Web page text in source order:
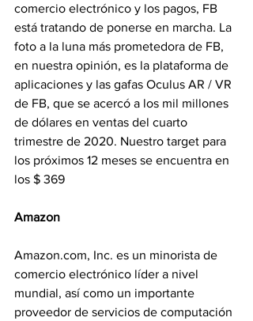
comercio electrónico y los pagos, FB
está tratando de ponerse en marcha. La
foto a la luna más prometedora de FB,
en nuestra opinión, es la plataforma de
aplicaciones y las gafas Oculus AR / VR
de FB, que se acercó a los mil millones
de dólares en ventas del cuarto
trimestre de 2020. Nuestro target para
los próximos 12 meses se encuentra en
los $ 369
Amazon
Amazon.com, Inc. es un minorista de
comercio electrónico líder a nivel
mundial, así como un importante
proveedor de servicios de computación